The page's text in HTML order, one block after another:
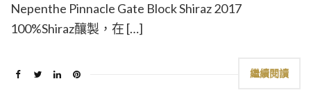
Nepenthe Pinnacle Gate Block Shiraz 2017
100%Shiraz釀製，在 […]
繼續閱讀